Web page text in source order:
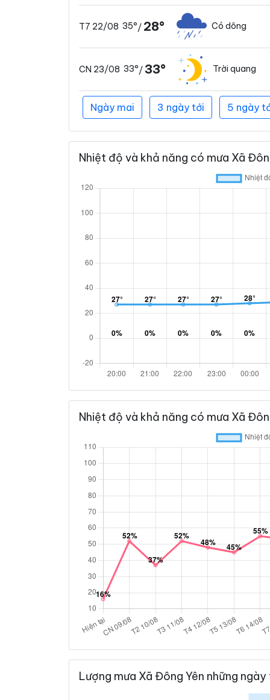
T7 22/08 35°/ 28° Có dông
CN 23/08 33°/33° Trời quang
Ngày mai 3 ngày tới 5 ngày
Nhiệt độ và khả năng có mưa Xã
Nhiệt độ và khả năng có mưa Xã
Lượng mưa Xã Đông Yên những